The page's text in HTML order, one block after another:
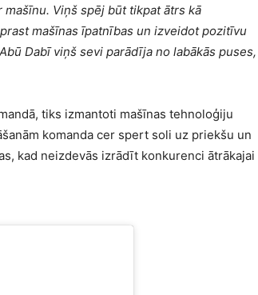
Viņš spēj būt tikpat ātrs kā
mašīnas īpatnības un izveidot pozitīvu
Dabī viņš sevi parādīja no labākās puses,
tiks izmantoti mašīnas tehnoloģiju
komanda cer spert soli uz priekšu un
kad neizdevās izrādīt konkurenci ātrākajai